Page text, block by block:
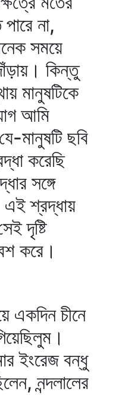
না,
সময়ে
কিন্তু
মানুষটিকে
আমি
মানুষটি ছবি
করেছি
সঙ্গে
শ্রদ্ধায়
দৃষ্টি
করে।
একদিন চীনে
ইংরেজ বন্ধু
নন্দলালের